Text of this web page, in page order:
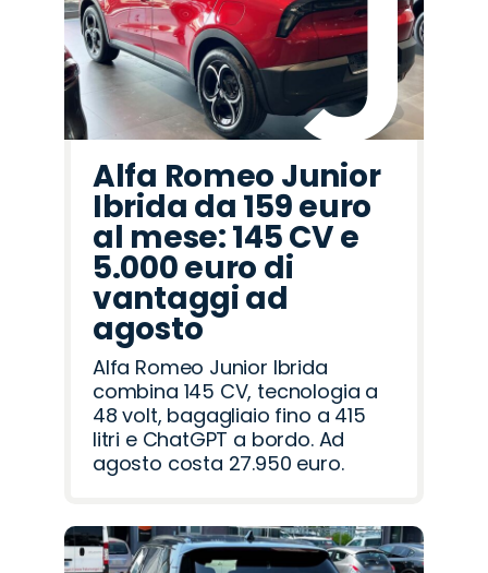
Alfa Romeo Junior
Ibrida da 159 euro
al mese: 145 CV e
5.000 euro di
vantaggi ad
agosto
Alfa Romeo Junior Ibrida
combina 145 CV, tecnologia a
48 volt, bagagliaio fino a 415
litri e ChatGPT a bordo. Ad
agosto costa 27.950 euro.